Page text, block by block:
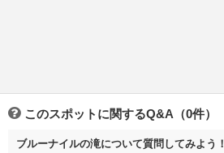
このスポットに関するQ&A（0件）
ブルーナイルの滝について質問してみよう！